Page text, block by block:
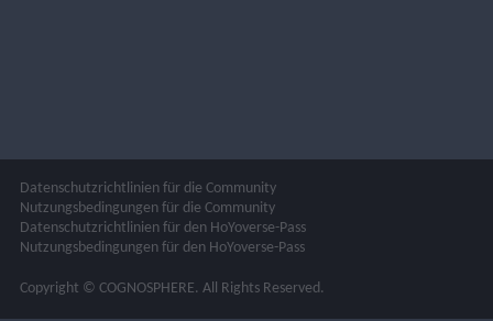
Datenschutzrichtlinien für die Community
Nutzungsbedingungen für die Community
Datenschutzrichtlinien für den HoYoverse-Pass
Nutzungsbedingungen für den HoYoverse-Pass
Copyright © COGNOSPHERE. All Rights Reserved.